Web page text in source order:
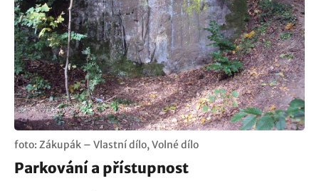
foto: Zákupák – Vlastní dílo, Volné dílo
Parkování a přístupnost